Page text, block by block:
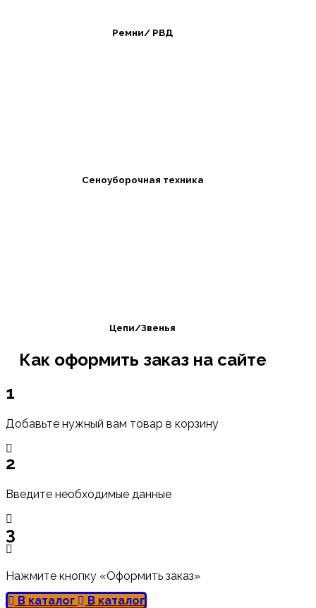
Ремни/ РВД
Сеноуборочная техника
Цепи/Звенья
Как оформить заказ на сайте
1
Добавьте нужный вам товар в корзину
2
Введите необходимые данные
3
Нажмите кнопку «Оформить заказ»
В каталог
В каталог